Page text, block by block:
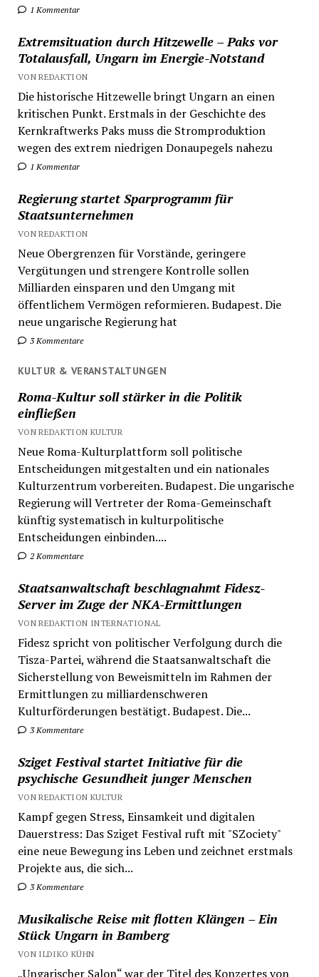
1 Kommentar
Extremsituation durch Hitzewelle – Paks vor
Totalausfall, Ungarn im Energie-Notstand
VON REDAKTION
Die historische Hitzewelle bringt Ungarn an einen
kritischen Punkt. Erstmals in der Geschichte des
Kernkraftwerks Paks muss die Stromproduktion
wegen des extrem niedrigen Donaupegels nahezu
1 Kommentar
Regierung startet Sparprogramm für
Staatsunternehmen
VON REDAKTION
Neue Obergrenzen für Vorstände, geringere
Vergütungen und strengere Kontrolle sollen
Milliarden einsparen und den Umgang mit
öffentlichem Vermögen reformieren. Budapest. Die
neue ungarische Regierung hat
3 Kommentare
KULTUR & VERANSTALTUNGEN
Roma-Kultur soll stärker in die Politik
einfließen
VON REDAKTION KULTUR
Neue Roma-Kulturplattform soll politische
Entscheidungen mitgestalten und ein nationales
Kulturzentrum vorbereiten. Budapest. Die ungarische
Regierung will Vertreter der Roma-Gemeinschaft
künftig systematisch in kulturpolitische
Entscheidungen einbinden....
2 Kommentare
Staatsanwaltschaft beschlagnahmt Fidesz-
Server im Zuge der NKA-Ermittlungen
VON REDAKTION INTERNATIONAL
Fidesz spricht von politischer Verfolgung durch die
Tisza-Partei, während die Staatsanwaltschaft die
Sicherstellung von Beweismitteln im Rahmen der
Ermittlungen zu milliardenschweren
Kulturförderungen bestätigt. Budapest. Die...
3 Kommentare
Sziget Festival startet Initiative für die
psychische Gesundheit junger Menschen
VON REDAKTION KULTUR
Kampf gegen Stress, Einsamkeit und digitalen
Dauerstress: Das Sziget Festival ruft mit "SZociety"
eine neue Bewegung ins Leben und zeichnet erstmals
Projekte aus, die sich...
3 Kommentare
Musikalische Reise mit flotten Klängen – Ein
Stück Ungarn in Bamberg
VON ILDIKO KÜHN
„Ungarischer Salon“ war der Titel des Konzertes von